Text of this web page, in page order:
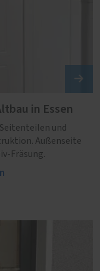
in Essen
und
Außenseite
Fräsung.